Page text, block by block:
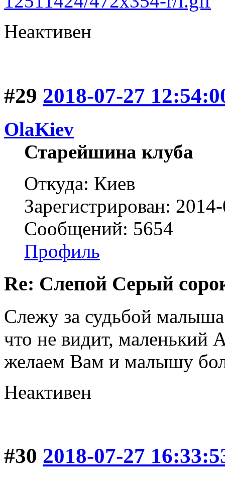
Неактивен
#29 2018-07-27
OlaKiev
Старейшина клуба
Откуда: Киев
Зарегистрирован:
Сообщений: 5654
Профиль
Re: Слепой Серый
Слежу за судьбой
что не видит,
желаем Вам и малышу
Неактивен
#30 2018-07-27